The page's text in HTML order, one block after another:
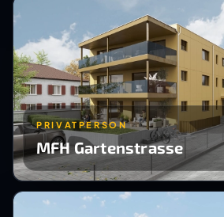
PRIVATPERSON
MFH Gartenstrasse